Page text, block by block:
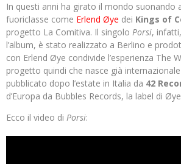
In questi anni ha girato il mondo suonando
fuoriclasse come Erlend Øye dei Kings of
progetto La Comitiva. Il singolo Porsi,
l’album, è stato realizzato a Berlino e
con Erlend Øye condivide l’esperienza The
progetto quindi che nasce già
pubblicato dopo l’estate in Italia da 42
d’Europa da Bubbles Records, la label di
Ecco il video di Porsi: